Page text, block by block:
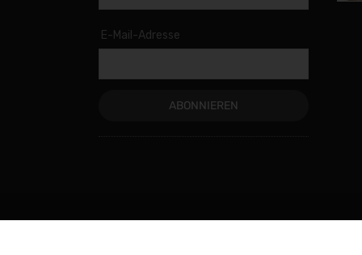
E-Mail-Adresse